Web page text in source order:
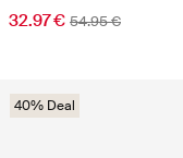
32.97 € 54.95 €
40% Deal